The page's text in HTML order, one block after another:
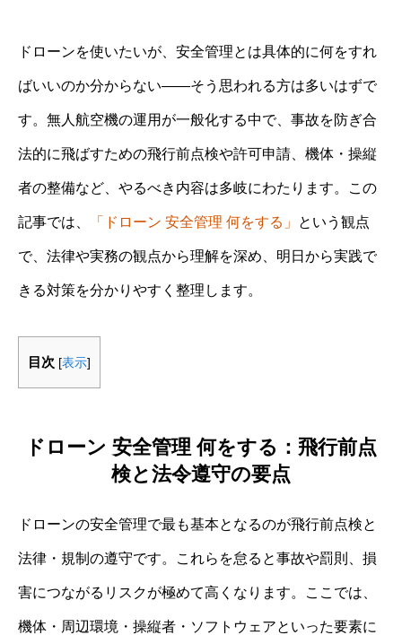
ドローンを使いたいが、安全管理とは具体的に何をすれ
ばいいのか分からない――そう思われる方は多いはずで
す。無人航空機の運用が一般化する中で、事故を防ぎ合
法的に飛ばすための飛行前点検や許可申請、機体・操縦
者の整備など、やるべき内容は多岐にわたります。この
記事では、 「ドローン 安全管理 何をする」 という観点
で、法律や実務の観点から理解を深め、明日から実践で
きる対策を分かりやすく整理します。
目次 [表示]
ドローン 安全管理 何をする：飛行前点
検と法令遵守の要点
ドローンの安全管理で最も基本となるのが飛行前点検と
法律・規制の遵守です。これらを怠ると事故や罰則、損
害につながるリスクが極めて高くなります。ここでは、
機体・周辺環境・操縦者・ソフトウェアといった要素に